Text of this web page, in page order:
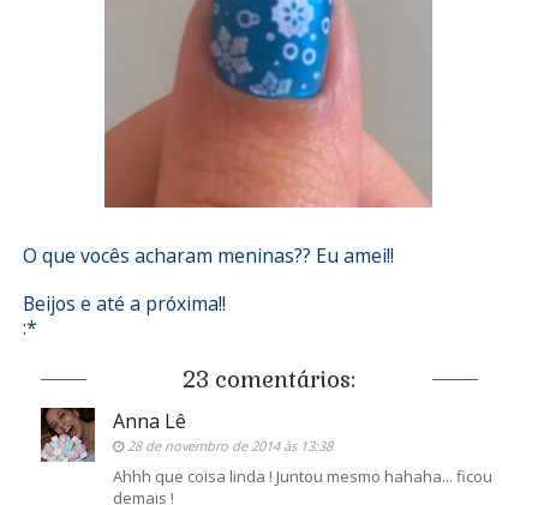
O que vocês acharam meninas?? Eu amei!!
Beijos e até a próxima!!
:*
23 comentários:
Anna Lê
28 de novembro de 2014 às 13:38
Ahhh que coisa linda ! Juntou mesmo hahaha... ficou
demais !